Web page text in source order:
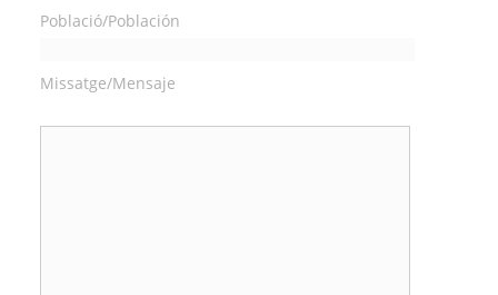
Població/Población
Missatge/Mensaje